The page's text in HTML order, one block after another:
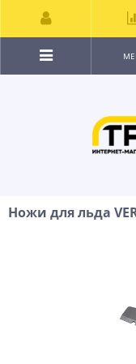
Ножи для льда